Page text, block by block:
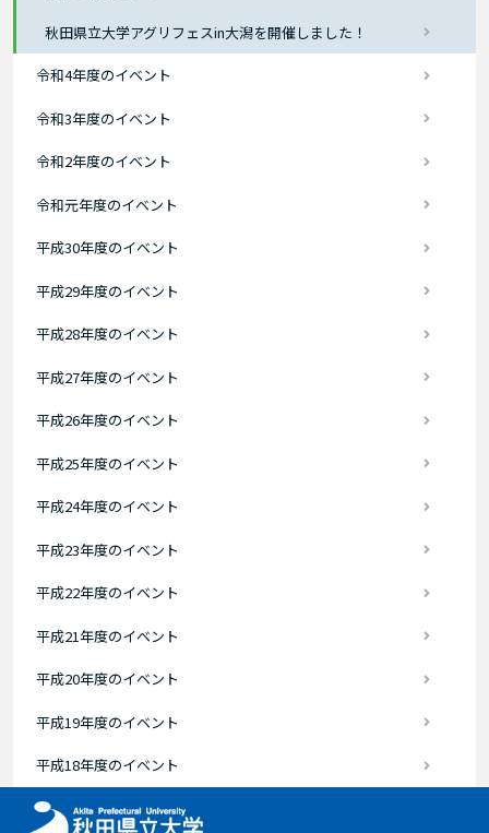
秋田県立大学アグリフェスin大潟を開催しました！
令和4年度のイベント
令和3年度のイベント
令和2年度のイベント
令和元年度のイベント
平成30年度のイベント
平成29年度のイベント
平成28年度のイベント
平成27年度のイベント
平成26年度のイベント
平成25年度のイベント
平成24年度のイベント
平成23年度のイベント
平成22年度のイベント
平成21年度のイベント
平成20年度のイベント
平成19年度のイベント
平成18年度のイベント